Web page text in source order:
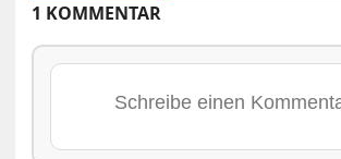
1 KOMMENTAR